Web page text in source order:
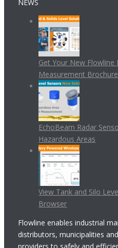
NEWS
Get Your New Flowline
Measurement Brochure
EchoBeam Radar
Hazardous Areas
View Tank and Silo
Browser
Flowline enables industrial
distributors, municipalities